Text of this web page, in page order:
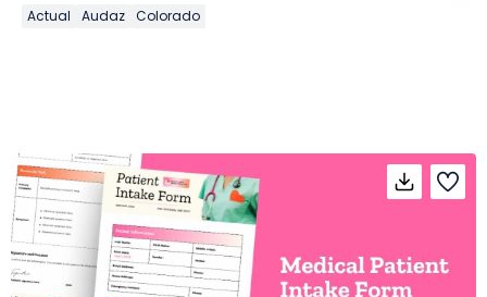
Actual Audaz Colorado